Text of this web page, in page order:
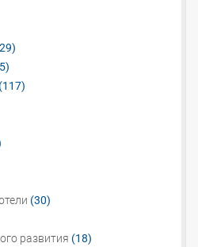
(117)
(30)
развития (18)